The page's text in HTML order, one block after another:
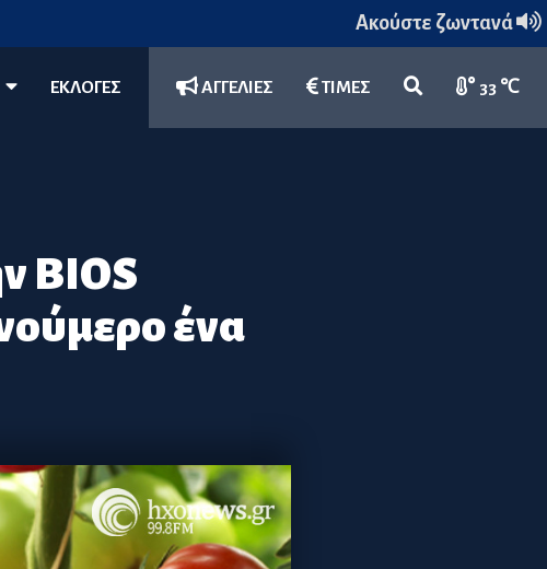
Ακούστε ζωντανά
ΕΚΛΟΓΕΣ ΑΓΓΕΛΙΕΣ ΤΙΜΕΣ 33 ℃
BIOS
ένα